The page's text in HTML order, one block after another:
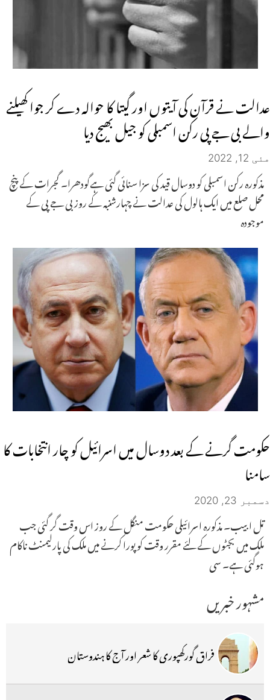
عدالت نے قرآن کی آیتوں اور گیتا کا حوالہ دے کر جوا کھیلنے
والے بی جے پی رکن اسمبلی کو جیل بھیج دیا
مئی 12, 2022
مذکورہ رکن اسمبلی کو دوسال قید کی سزا سنائی گئی ہےگودھرا۔ گجرات کے پنچ
محل صلع میں ایک ہالول کی عدالت نے چہارشنبہ کے روز بی جے پی کے
موجودہ
حکومت گرنے کے بعد دوسال میں اسرائیل کو چار انتخابات کا
سامنا
دسمبر 23, 2020
تل ابیب۔ مذکورہ اسرائیلی حکومت منگل کے روز اس وقت گر گئی جب
ملک میں بجٹوں کے لئے مقرر وقت کوپورا کرنے میں ملک کی پارلیمنٹ ناکام
ہوگئی ہے۔ سی
مشہور خبریں
فراق گورکھپوری کا شعر اور آج کا ہندوستان